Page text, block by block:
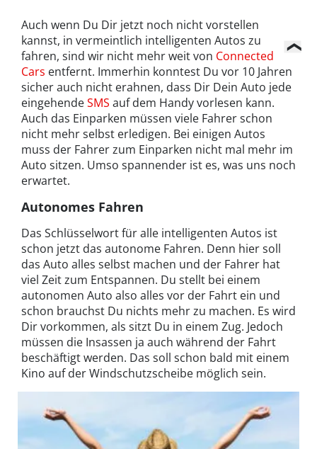
Auch wenn Du Dir jetzt noch nicht vorstellen
kannst, in vermeintlich intelligenten Autos zu
fahren, sind wir nicht mehr weit von Connected
Cars entfernt. Immerhin konntest Du vor 10 Jahren
sicher auch nicht erahnen, dass Dir Dein Auto jede
eingehendeSMS auf dem Handy vorlesen kann.
Auch das Einparken müssen viele Fahrer schon
nicht mehr selbst erledigen. Bei einigen Autos
muss der Fahrer zum Einparken nicht mal mehr im
Auto sitzen. Umso spannender ist es, was uns noch
erwartet.
Autonomes Fahren
Das Schlüsselwort für alle intelligenten Autos ist
schon jetzt das autonome Fahren. Denn hier soll
das Auto alles selbst machen und der Fahrer hat
viel Zeit zum Entspannen. Du stellt bei einem
autonomen Auto also alles vor der Fahrt ein und
schon brauchst Du nichts mehr zu machen. Es wird
Dir vorkommen, als sitzt Du in einem Zug. Jedoch
müssen die Insassen ja auch während der Fahrt
beschäftigt werden. Das soll schon bald mit einem
Kino auf der Windschutzscheibe möglich sein.